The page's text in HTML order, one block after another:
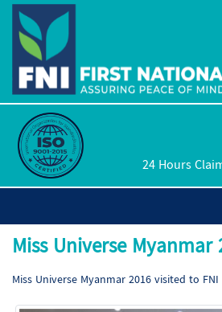
24 Hours
Miss Universe Myanmar
Miss Universe Myanmar 2016 visited to